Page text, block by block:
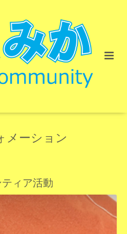
メーション
ィア活動